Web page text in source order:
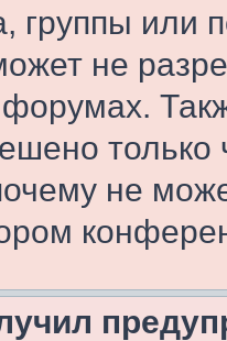
группы или
не
не